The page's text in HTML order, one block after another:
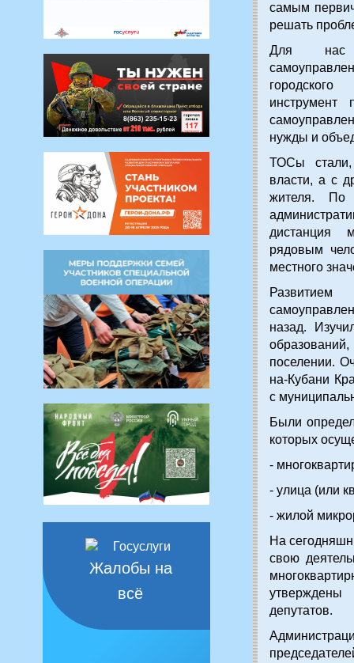
Жалобы на
всё
самым
решать
Для нас
инструмент
нужды и
ТОСы
власти, а с
жителя.
дистанция
рядовым
местного
Развитием
назад.
поселении.
на-Кубани
с
Были
которых
-
- улица (или
- жилой
На
свою
депутатов.